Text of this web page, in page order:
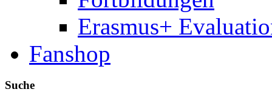
Erasmus+
Fanshop
Suche